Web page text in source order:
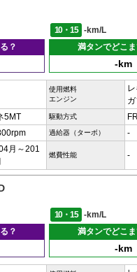
10・15
-km/L
？
満タンでどこ
-km
使用燃料
エンジン
5MT 駆動方式 FR
過給器（ターボ） -
月～201
燃費性能 -
10・15
-km/L
？
満タンでどこ
-km